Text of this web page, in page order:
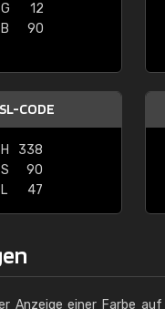
G
12
B
90
CODE
H
338
S
90
L
47
Anzeige einer Farbe